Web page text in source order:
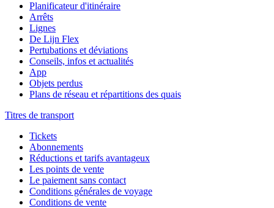
Planificateur d'itinéraire
Arrêts
Lignes
De Lijn Flex
Pertubations et déviations
Conseils, infos et actualités
App
Objets perdus
Plans de réseau et répartitions des quais
Titres de transport
Tickets
Abonnements
Réductions et tarifs avantageux
Les points de vente
Le paiement sans contact
Conditions générales de voyage
Conditions de vente